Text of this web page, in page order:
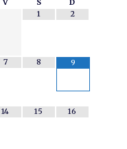
V S
D
1
2
7 8 9
14 15 16